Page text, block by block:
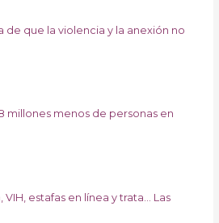
de que la violencia y la anexión no
millones menos de personas en
VIH, estafas en línea y trata… Las